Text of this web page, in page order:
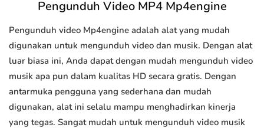
Pengunduh Video MP4 Mp4engine
Pengunduh video Mp4engine adalah alat yang mudah
digunakan untuk mengunduh video dan musik. Dengan alat
luar biasa ini, Anda dapat dengan mudah mengunduh video
musik apa pun dalam kualitas HD secara gratis. Dengan
antarmuka pengguna yang sederhana dan mudah
digunakan, alat ini selalu mampu menghadirkan kinerja
yang tegas. Sangat mudah untuk mengunduh video musik